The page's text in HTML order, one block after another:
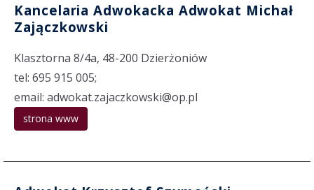
Kancelaria Adwokacka Adwokat Michał
Zajączkowski
Klasztorna 8/4a, 48-200 Dzierżoniów
tel: 695 915 005;
email: adwokat.zajaczkowski@op.pl
strona www